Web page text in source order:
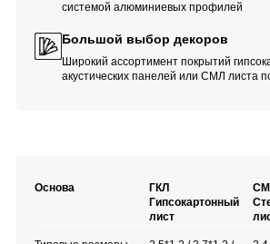
системой алюминиевых профилей
Большой выбор декоров
Широкий ассортимент покрытий
акустических панелей или СМЛ листа
Основа
ГКЛ
Гипсокартонный
лист